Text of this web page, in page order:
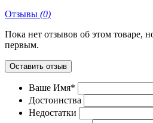
Отзывы (0)
Пока нет отзывов об этом товаре,
первым.
Оставить отзыв
Ваше Имя*
Достоинства
Недостатки